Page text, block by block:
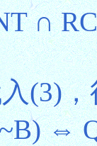
∩
(3)
⇔